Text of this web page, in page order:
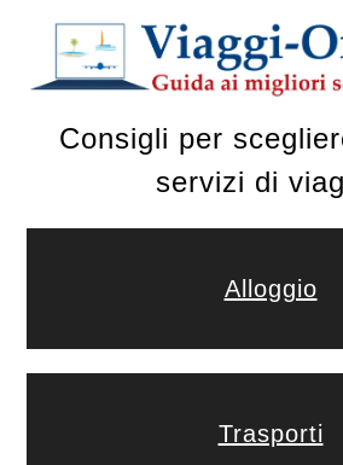
content
Consigli per
servizi di
Alloggio
Trasporti